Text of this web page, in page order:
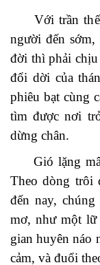
Với trần thế
người đến sớm,
đời thì phải chịu
đổi dời của
phiêu bạt cùng
tìm được nơi
dừng chân.
Gió lặng mây
Theo dòng trôi
đến nay,
mơ, như một lữ
gian huyên náo
cảm, và đuổi